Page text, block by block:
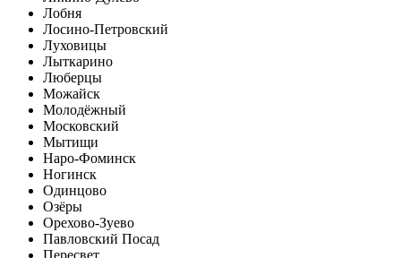
Лобня
Лосино-Петровский
Луховицы
Лыткарино
Люберцы
Можайск
Молодёжный
Московский
Мытищи
Наро-Фоминск
Ногинск
Одинцово
Озёры
Орехово-Зуево
Павловский Посад
Пересвет